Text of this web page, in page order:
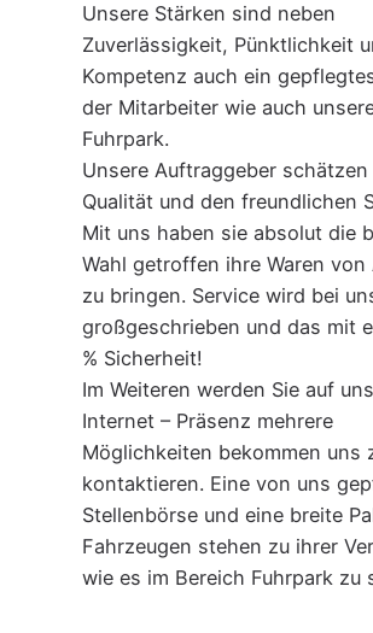
Unsere Stärken sind neben
Zuverlässigkeit, Pünktlichkeit
Kompetenz auch ein
der Mitarbeiter wie auch
Fuhrpark.
Unsere Auftraggeber schätzen
Qualität und den freundlichen
Mit uns haben sie absolut die
Wahl getroffen ihre Waren von
zu bringen. Service wird bei
großgeschrieben und das mit
% Sicherheit!
Im Weiteren werden Sie auf
Internet – Präsenz mehrere
Möglichkeiten bekommen uns
kontaktieren. Eine von uns
Stellenbörse und eine breite
Fahrzeugen stehen zu ihrer
wie es im Bereich Fuhrpark zu